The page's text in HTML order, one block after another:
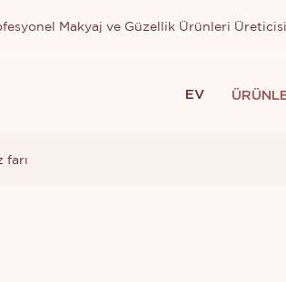
Makyaj ve Güzellik Ürünleri Üreticisi
EV
farı